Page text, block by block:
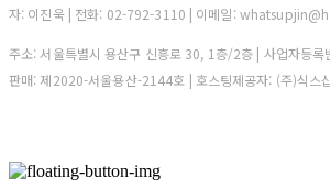
자: 이진욱 | 전화: 02-792-3110 | 이메일:
주소: 서울특별시 용산구 신흥로 30, 1층/2층 | 사업자등록
판매: 제2020-서울용산-2144호 | 호스팅제공자: (주)식스